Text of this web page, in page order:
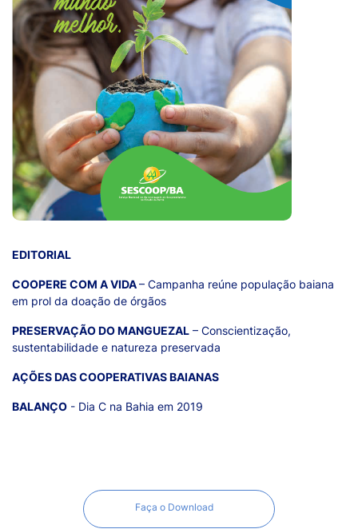
EDITORIAL
COOPERE COM A VIDA– Campanha reúne população baiana
em prol da doação de órgãos
PRESERVAÇÃO DO MANGUEZAL – Conscientização,
sustentabilidade e natureza preservada
AÇÕES DAS COOPERATIVAS BAIANAS
BALANÇO - Dia C na Bahia em 2019
Faça o Download